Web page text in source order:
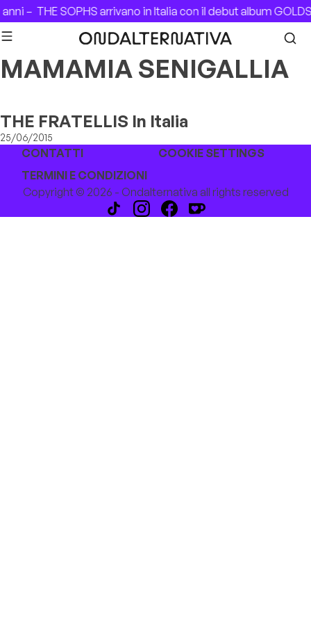
Skip to content
– THE SOPHS arrivano in Italia con il debut album
MAMAMIA SENIGALLIA
THE FRATELLIS In Italia
25/06/2015
CONTATTI
COOKIE SETTINGS
TERMINI E CONDIZIONI
Copyright © 2026 - Ondalternativa all rights reserved